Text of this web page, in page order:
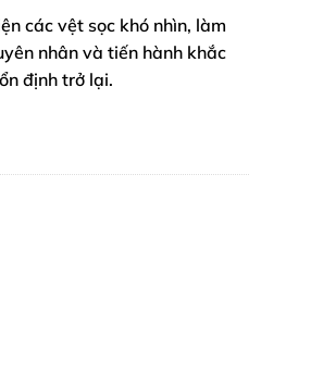
các vệt sọc khó nhìn, làm
nhân và tiến hành khắc
định trở lại.